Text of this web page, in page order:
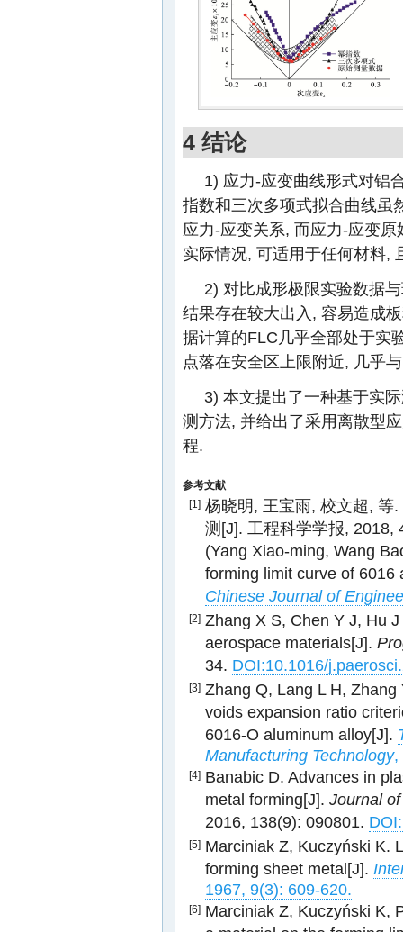
4 结论
1) 应力-应变曲线形式对铝
指数和三次多项式拟合曲线虽
应力-应变关系, 而应力-应变
实际情况, 可适用于任何材料,
2) 对比成形极限实验数据
结果存在较大出入, 容易造成
据计算的FLC几乎全部处于实
点落在安全区上限附近, 几乎
3) 本文提出了一种基于实
测方法, 并给出了采用离散型
程.
参考文献
[1] 杨晓明, 王宝雨, 校文超, 等
测[J]. 工程科学学报, 2018,
(Yang Xiao-ming, Wang
forming limit curve of 6016
Chinese Journal of
[2] Zhang X S, Chen Y J, Hu
aerospace materials[J].
34. DOI:10.1016/
[3] Zhang Q, Lang L H,
voids expansion ratio
6016-O aluminum alloy[J].
Manufacturing Technology,
[4] Banabic D. Advances in
metal forming[J]. Journal
2016, 138(9): 090801.
[5] Marciniak Z, Kuczyński K.
forming sheet metal[J].
1967, 9(3): 609-620.
[6] Marciniak Z, Kuczyński K,